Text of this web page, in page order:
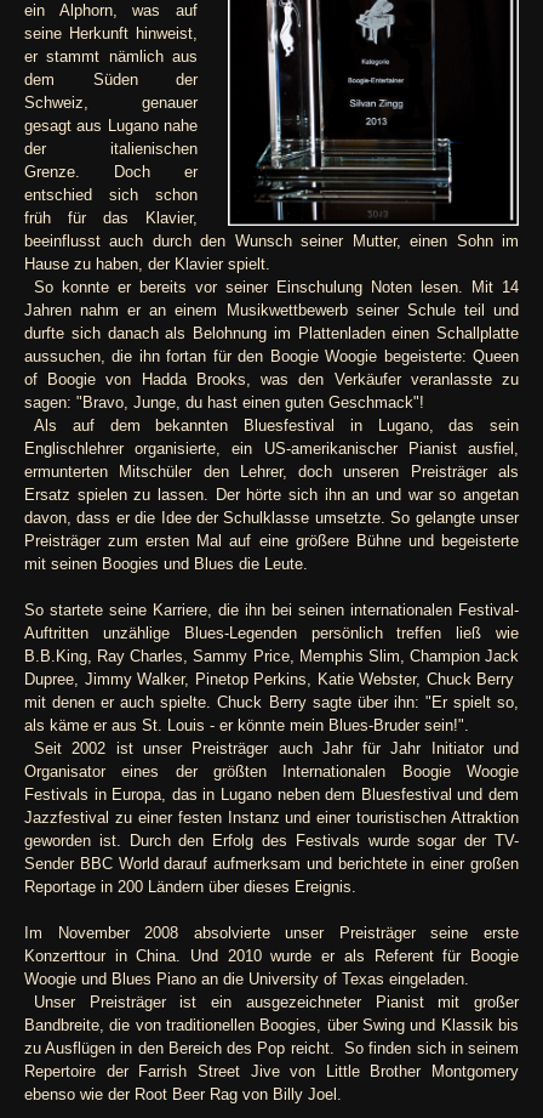
ein Alphorn, was auf
seine Herkunft hinweist,
er stammt nämlich aus
dem Süden der
Schweiz, genauer
gesagt aus Lugano nahe
der italienischen
Grenze. Doch er
entschied sich schon
früh für das Klavier,
beeinflusst auch durch den Wunsch seiner Mutter, einen Sohn im
Hause zu haben, der Klavier spielt.
So konnte er bereits vor seiner Einschulung Noten lesen. Mit 14
Jahren nahm er an einem Musikwettbewerb seiner Schule teil und
durfte sich danach als Belohnung im Plattenladen einen Schallplatte
aussuchen, die ihn fortan für den Boogie Woogie begeisterte: Queen
of Boogie von Hadda Brooks, was den Verkäufer veranlasste zu
sagen: "Bravo, Junge, du hast einen guten Geschmack"!
Als auf dem bekannten Bluesfestival in Lugano, das sein
Englischlehrer organisierte, ein US-amerikanischer Pianist ausfiel,
ermunterten Mitschüler den Lehrer, doch unseren Preisträger als
Ersatz spielen zu lassen. Der hörte sich ihn an und war so angetan
davon, dass er die Idee der Schulklasse umsetzte. So gelangte unser
Preisträger zum ersten Mal auf eine größere Bühne und begeisterte
mit seinen Boogies und Blues die Leute.
So startete seine Karriere, die ihn bei seinen internationalen Festival-
Auftritten unzählige Blues-Legenden persönlich treffen ließ wie
B.B.King, Ray Charles, Sammy Price, Memphis Slim, Champion Jack
Dupree, Jimmy Walker, Pinetop Perkins, Katie Webster, Chuck Berry
mit denen er auch spielte. Chuck Berry sagte über ihn: "Er spielt so,
als käme er aus St. Louis - er könnte mein Blues-Bruder sein!".
Seit 2002 ist unser Preisträger auch Jahr für Jahr Initiator und
Organisator eines der größten Internationalen Boogie Woogie
Festivals in Europa, das in Lugano neben dem Bluesfestival und dem
Jazzfestival zu einer festen Instanz und einer touristischen Attraktion
geworden ist. Durch den Erfolg des Festivals wurde sogar der TV-
Sender BBC World darauf aufmerksam und berichtete in einer großen
Reportage in 200 Ländern über dieses Ereignis.
Im November 2008 absolvierte unser Preisträger seine erste
Konzerttour in China. Und 2010 wurde er als Referent für Boogie
Woogie und Blues Piano an die University of Texas eingeladen.
Unser Preisträger ist ein ausgezeichneter Pianist mit großer
Bandbreite, die von traditionellen Boogies, über Swing und Klassik bis
zu Ausflügen in den Bereich des Pop reicht. So finden sich in seinem
Repertoire der Farrish Street Jive von Little Brother Montgomery
ebenso wie der Root Beer Rag von Billy Joel.